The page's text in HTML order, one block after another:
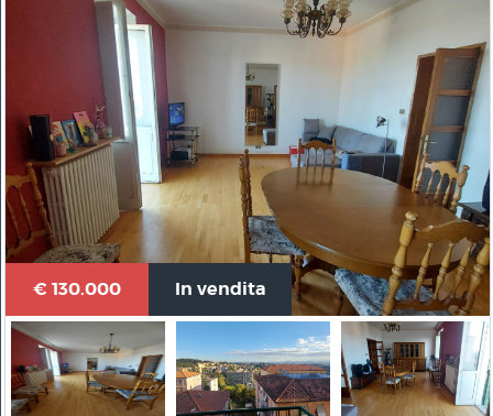
€ 130.000 In vendita